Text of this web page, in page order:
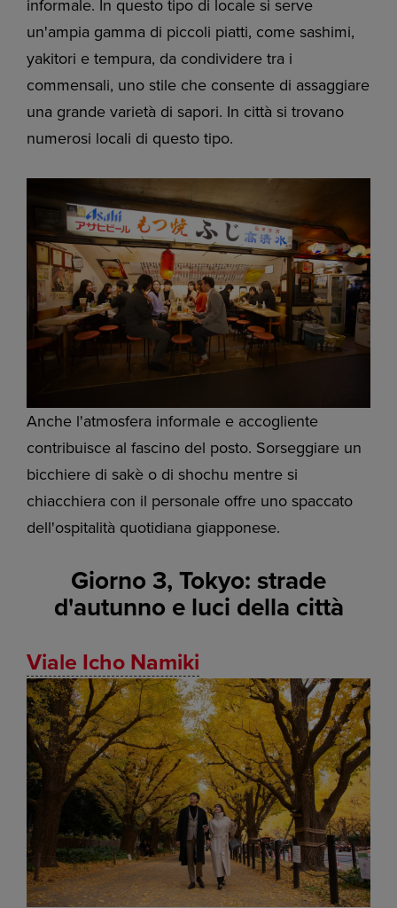
informale. In questo tipo di locale si serve
un'ampia gamma di piccoli piatti, come sashimi,
yakitori e tempura, da condividere tra i
commensali, uno stile che consente di assaggiare
una grande varietà di sapori. In città si trovano
numerosi locali di questo tipo.
Anche l'atmosfera informale e accogliente
contribuisce al fascino del posto. Sorseggiare un
bicchiere di sakè o di shochu mentre si
chiacchiera con il personale offre uno spaccato
dell'ospitalità quotidiana giapponese.
Giorno 3, Tokyo: strade
d'autunno e luci della città
Viale Icho Namiki